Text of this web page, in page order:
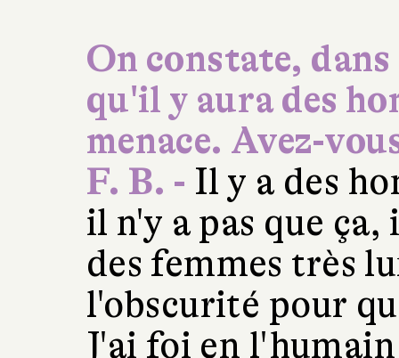
On constate,
qu'il y aura des
menace. Avez-
F. B. - Il y a des
il n'y a pas que ça,
des femmes très
l'obscurité pour
J'ai foi en